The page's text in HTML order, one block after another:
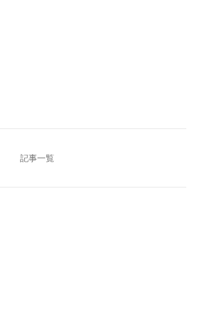
記事一覧